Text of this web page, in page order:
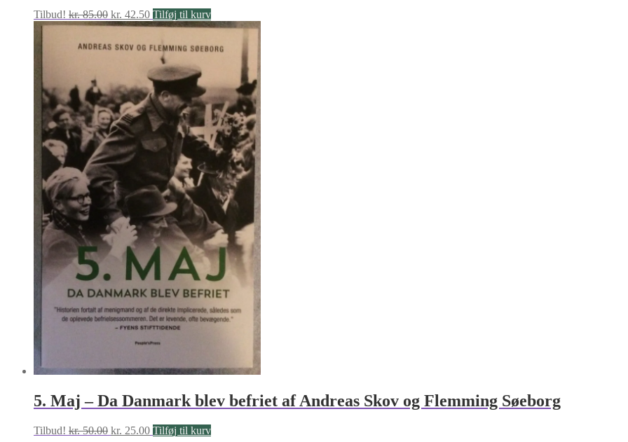
Tilbud! kr.85.00 Den
oprindelige
var:
kr. 42.50Den
aktuelle
er:
kr. 42.50.
Tilføj til kurv
5. Maj – Da Danmark blev befriet af Andreas Skov og Flemming Søeborg
Tilbud! kr.50.00 Den
kr. 25.00Den
Tilføj til kurv